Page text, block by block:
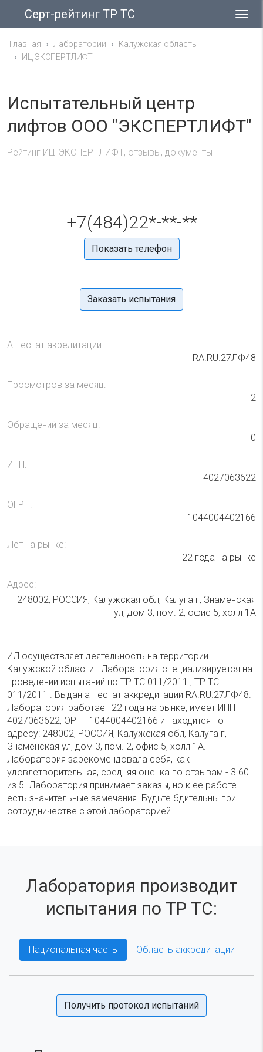
Серт-рейтинг ТР ТС
Главная Лаборатории
Калужская область
ИЦ ЭКСПЕРТЛИФТ
Испытательный центр
лифтов ООО "ЭКСПЕРТЛИФТ"
Рейтинг ИЦ ЭКСПЕРТЛИФТ, отзывы, документы
+7(484)22*-**-**
Показать телефон
Заказать испытания
Аттестат акредитации:
RA.RU.27ЛФ48
Просмотров за месяц:
2
Обращений за месяц:
0
ИНН:
4027063622
ОГРН:
1044004402166
Лет на рынке:
22 года на рынке
Адрес:
248002, РОССИЯ, Калужская обл, Калуга г, Знаменская
ул, дом 3, пом. 2, офис 5, холл 1А
ИЛ осуществляет деятельность на территории
Калужской области . Лаборатория специализируется на
проведении испытаний по ТР ТС 011/2011 , ТР ТС
011/2011 . Выдан аттестат аккредитации RA.RU.27ЛФ48.
Лаборатория работает 22 года на рынке, имеет ИНН
4027063622, ОРГН 1044004402166 и находится по
адресу: 248002, РОССИЯ, Калужская обл, Калуга г,
Знаменская ул, дом 3, пом. 2, офис 5, холл 1А.
Лаборатория зарекомендовала себя, как
удовлетворительная, средняя оценка по отзывам - 3.60
из 5. Лаборатория принимает заказы, но к ее работе
есть значительные замечания. Будьте бдительны при
сотрудничестве с этой лабораторией.
Лаборатория производит
испытания по ТР ТС:
Национальная часть Область аккредитации
Получить протокол испытаний